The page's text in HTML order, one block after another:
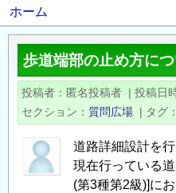
移
パ
ン
く
ず
ホーム
歩道端部の止め方に
投稿者 匿名投稿者 | 投稿日
セクション
質問広場 | タグ
道路詳細設計を
現在行っている
(第3種第2級)]に